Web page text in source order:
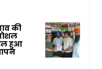
की
हुआ